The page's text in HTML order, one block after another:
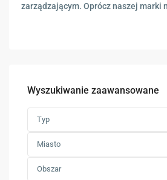
zarządzającym. Oprócz naszej marki
Wyszukiwanie zaawansowane
Typ
Miasto
Obszar